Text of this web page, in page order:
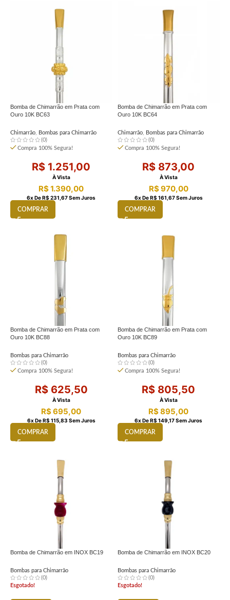
Bomba de Chimarrão em Prata com
Ouro 10K BC63
Chimarrão
Bombas para Chimarrão
(0)
Compra 100% Segura!
R$ 1.251,00
À Vista
R$1.390,00
6X DeR$ 231,67Sem Juros
COMPRAR
Bomba de Chimarrão em Prata com
Ouro 10K BC64
Chimarrão,
Bombas para Chimarrão
(0)
Compra 100% Segura!
R$ 873,00
À Vista
R$970,00
6X DeR$ 161,67Sem Juros
COMPRAR
Bomba de Chimarrão em Prata com
Ouro 10K BC88
Bombas para Chimarrão
(0)
Compra 100% Segura!
R$625,50
À Vista
R$695,00
6X DeR$ 115,83 Sem Juros
COMPRAR
Bomba de Chimarrão em Prata com
Ouro 10K BC89
Bombas para Chimarrão
(0)
Compra 100% Segura!
R$ 805,50
À Vista
R$895,00
6X DeR$ 149,17Sem Juros
COMPRAR
Bomba de Chimarrão em INOX BC19
Bombas para Chimarrão
(0)
Esgotado!
Bomba de Chimarrão em INOX BC20
Bombas para Chimarrão
(0)
Esgotado!